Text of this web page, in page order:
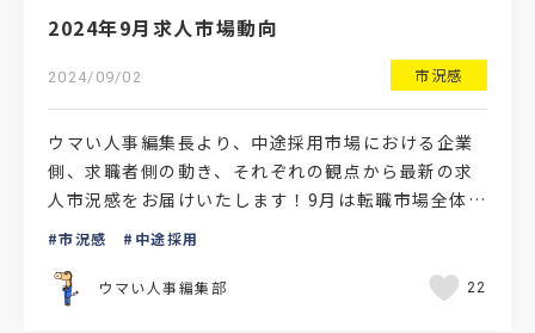
2024年9月求人市場動向
2024/09/02 市況感
ウマい人事編集長より、中途採用市場における企業
側、求職者側の動き、それぞれの観点から最新の求
人市況感をお届けいたします！9月は転職市場全体の
動きが活発化する時期厚生労働省が令和6年7月末に
市況感 中途採用
ウマい人事編集部 22